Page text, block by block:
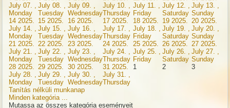
July 07. ,
Monday
July 08. ,
Tuesday
July 09. ,
Wednesday
July 10. ,
Thursday
July 11. ,
Friday
July 12. ,
Saturday
July 13. ,
Sunday
14 2025.
July 14. ,
Monday
15 2025.
July 15. ,
Tuesday
16 2025.
July 16. ,
Wednesday
17 2025.
July 17. ,
Thursday
18 2025.
July 18. ,
Friday
19 2025.
July 19. ,
Saturday
20 2025.
July 20. ,
Sunday
21 2025.
July 21. ,
Monday
22 2025.
July 22. ,
Tuesday
23 2025.
July 23. ,
Wednesday
24 2025.
July 24. ,
Thursday
25 2025.
July 25. ,
Friday
26 2025.
July 26. ,
Saturday
27 2025.
July 27. ,
Sunday
28 2025.
July 28. ,
Monday
29 2025.
July 29. ,
Tuesday
30 2025.
July 30. ,
Wednesday
31 2025.
July 31. ,
Thursday
1 2 3
Tanítás nélküli munkanap
Minden kategória ...
Mutassa az összes kategória eseményeit